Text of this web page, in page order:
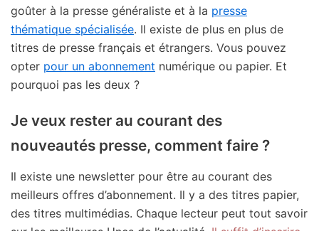
goûter à la presse généraliste et à la presse
thématique spécialisée. Il existe de plus en plus de
titres de presse français et étrangers. Vous pouvez
opter pour un abonnement numérique ou papier. Et
pourquoi pas les deux ?
Je veux rester au courant des
nouveautés presse, comment faire ?
Il existe une newsletter pour être au courant des
meilleurs offres d’abonnement. Il y a des titres papier,
des titres multimédias. Chaque lecteur peut tout savoir